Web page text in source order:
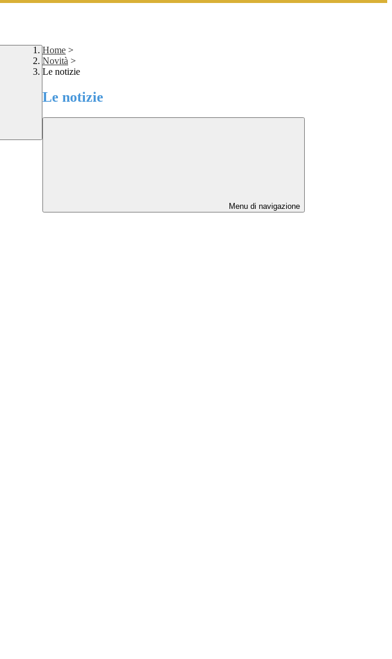
Home >
Novità >
Le notizie
Le notizie
Menu di navigazione